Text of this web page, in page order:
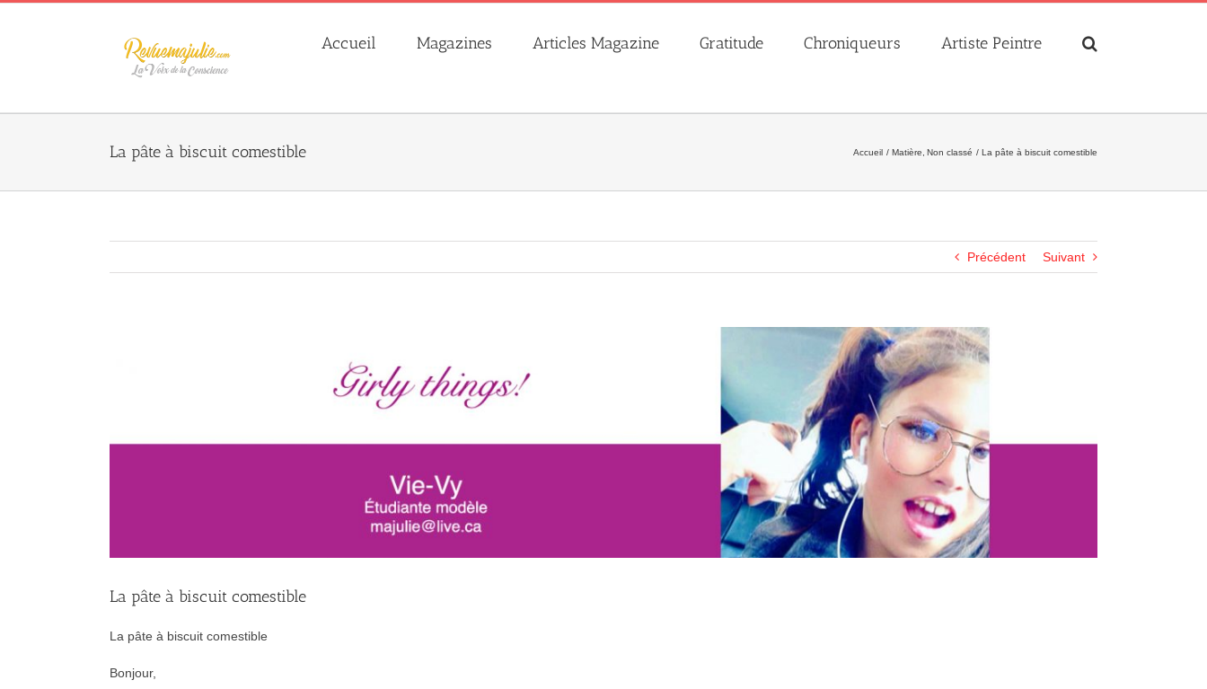
Skip
Accueil Magazines Articles Magazine Gratitude Chroniqueurs Artiste Peintre
La pâte à biscuit comestible Accueil Matière Non classé La pâte à biscuit comestible
Précédent Suivant
La pâte à biscuit comestible
La pâte à biscuit comestible
Bonjour,